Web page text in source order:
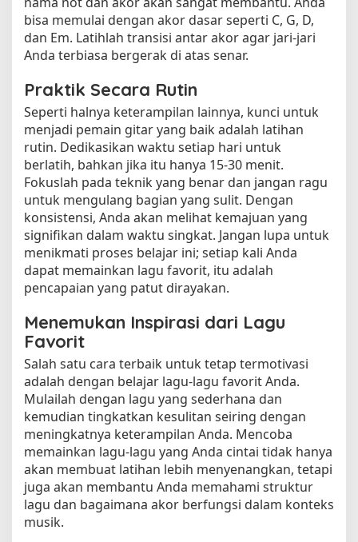
bisa memulai dengan akor dasar seperti C, G, D,
dan Em. Latihlah transisi antar akor agar jari-jari
Anda terbiasa bergerak di atas senar.
Praktik Secara Rutin
Seperti halnya keterampilan lainnya, kunci untuk
menjadi pemain gitar yang baik adalah latihan
rutin. Dedikasikan waktu setiap hari untuk
berlatih, bahkan jika itu hanya 15-30 menit.
Fokuslah pada teknik yang benar dan jangan ragu
untuk mengulang bagian yang sulit. Dengan
konsistensi, Anda akan melihat kemajuan yang
signifikan dalam waktu singkat. Jangan lupa untuk
menikmati proses belajar ini; setiap kali Anda
dapat memainkan lagu favorit, itu adalah
pencapaian yang patut dirayakan.
Menemukan Inspirasi dari Lagu
Favorit
Salah satu cara terbaik untuk tetap termotivasi
adalah dengan belajar lagu-lagu favorit Anda.
Mulailah dengan lagu yang sederhana dan
kemudian tingkatkan kesulitan seiring dengan
meningkatnya keterampilan Anda. Mencoba
memainkan lagu-lagu yang Anda cintai tidak hanya
akan membuat latihan lebih menyenangkan, tetapi
juga akan membantu Anda memahami struktur
lagu dan bagaimana akor berfungsi dalam konteks
musik.